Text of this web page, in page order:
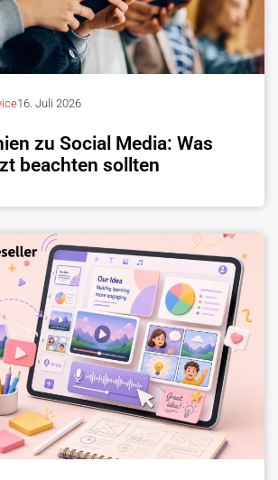
16. Juli 2026
zu Social Media: Was
beachten sollten